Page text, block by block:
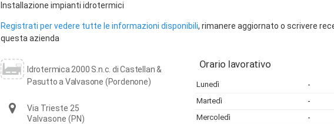
Installazione impianti idrotermici
Registrati per vedere tutte le informazioni disponibili, rimanere aggiornato o scrivere
questa azienda
Idrotermica 2000 S.n.c. di Castellan &
Pasutto a Valvasone (Pordenone)
Via Trieste 25
Valvasone (PN)
Orario lavorativo
Lunedì -
Martedì -
Mercoledì -